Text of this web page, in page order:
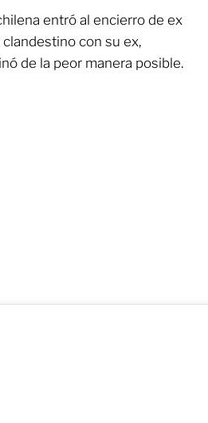
entró al encierro de ex
con su ex,
de la peor manera posible.